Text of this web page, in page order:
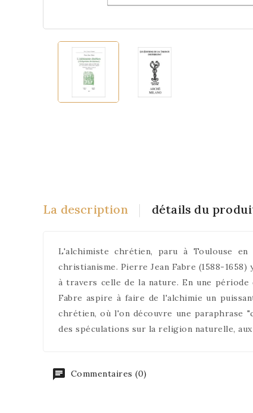
La description détails du
L'alchimiste chrétien, paru à Toulouse
christianisme. Pierre Jean Fabre (1588-
à travers celle de la nature. En une
Fabre aspire à faire de l'alchimie un
chrétien, où l'on découvre une paraphrase
des spéculations sur la religion naturelle,
Commentaires (0)